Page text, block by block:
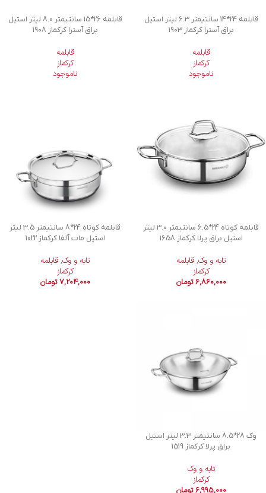
قابلمه 24*14 سانتیمتر 6.3 لیتر استیل
براق آسترا کرکماز 1903
قابلمه
کرکماز
ناموجود
قابلمه 26*15 سانتیمتر 8.0 لیتر استیل
براق آسترا کرکماز 1908
قابلمه
کرکماز
ناموجود
قابلمه کوتاه 24*6.5 سانتیمتر 3.0 لیتر
استیل براق پرلا کرکماز 1658
تابه و وک, قابلمه
کرکماز
6,860,000 تومان
قابلمه کوتاه 24*8 سانتیمتر 3.5 لیتر
استیل مات آلفا کرکماز 1022
تابه و وک, قابلمه
کرکماز
7,204,000 تومان
وک 28*8.5 سانتیمتر 3.3 لیتر استیل
براق پرلا کرکماز 1519
تابه و وک
کرکماز
6,995,000 تومان